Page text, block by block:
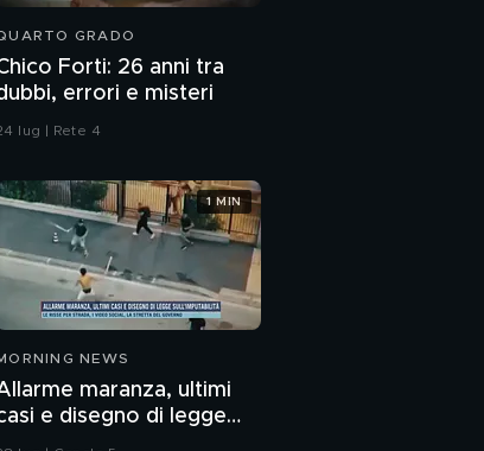
GRADO
Forti: 26 anni tra
errori e misteri
lug | Rete 4
NEWS
maranza, ultimi
e disegno di legge
sull'imputabilità
1 MIN